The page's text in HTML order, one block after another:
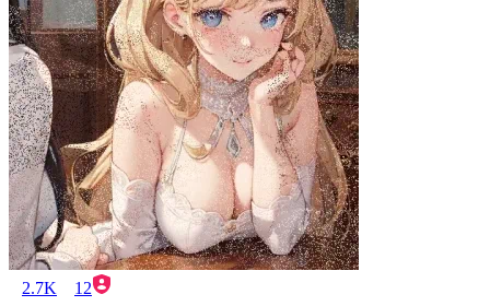
2.7K 12